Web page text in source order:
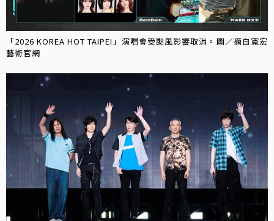
「2026 KOREA HOT TAIPEI」演唱會受颱風影響取消。圖／摘自寬宏
藝術官網